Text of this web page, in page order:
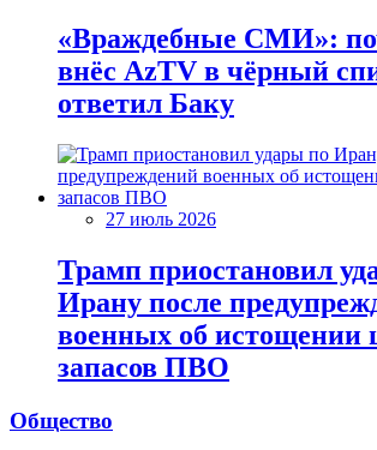
«Враждебные СМИ»:
внёс AzTV в чёрный
ответил Баку
27 июль 2026
Трамп приостановил
Ирану после
военных об истощении
запасов ПВО
Общество